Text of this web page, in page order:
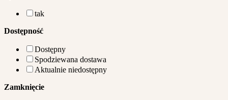
tak
Dostępność
Dostępny
Spodziewana dostawa
Aktualnie niedostępny
Zamknięcie